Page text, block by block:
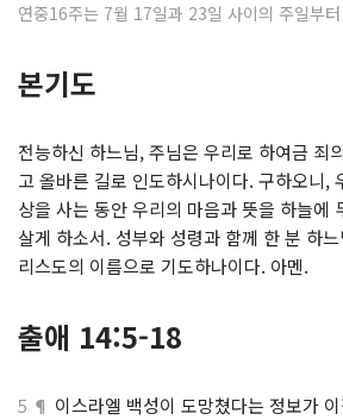
연중16주는 7월 17일과 23일 사이의 주일부
본기도
전능하신 하느님, 주님은 우리로 하여금 죄
고 올바른 길로 인도하시나이다. 구하오니,
상을 사는 동안 우리의 마음과 뜻을 하늘에
살게 하소서. 성부와 성령과 함께 한 분 하
리스도의 이름으로 기도하나이다. 아멘.
출애 14:5-18
5 ¶ 이스라엘 백성이 도망쳤다는 정보가